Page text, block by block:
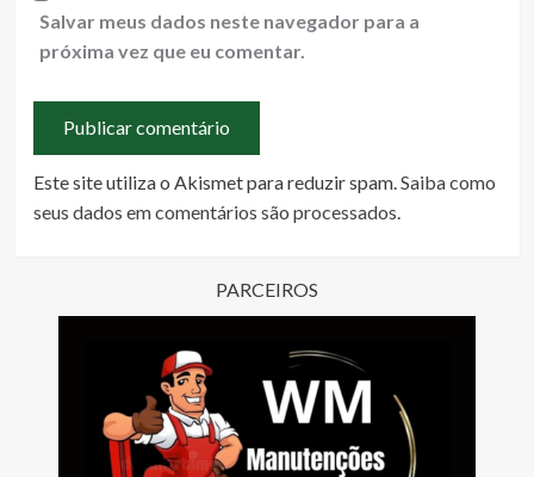
Salvar meus dados neste navegador para a
próxima vez que eu comentar.
Este site utiliza o Akismet para reduzir spam.Saiba como
seus dados em comentários são processados.
PARCEIROS